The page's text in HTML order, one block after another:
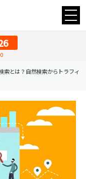
索とは？自然検索からトラフィ